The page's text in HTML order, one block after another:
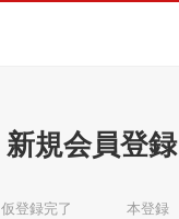
新規会員登録
仮登録完了 本登録